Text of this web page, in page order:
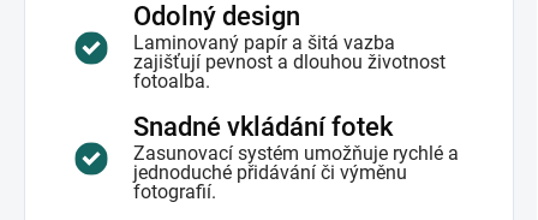
Odolný design
Laminovaný papír a šitá vazba
zajišťují pevnost a dlouhou životnost
fotoalba.
Snadné vkládání fotek
Zasunovací systém umožňuje rychlé a
jednoduché přidávání či výměnu
fotografií.